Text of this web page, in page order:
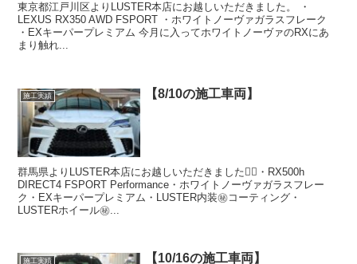
東京都江戸川区よりLUSTER本店にお越しいただきました。 ・
LEXUS RX350 AWD FSPORT ・ホワイトノーヴァガラスフレーク
・EXキーパープレミアム 今月に入ってホワイトノーヴァのRXにあ
まり触れ...
施工実績 【8/10の施工車両】
群馬県よりLUSTER本店にお越しいただきました🙇‍♂️・RX500h
DIRECT4 FSPORT Performance・ホワイトノーヴァガラスフレー
ク・EXキーパープレミアム・LUSTER内装㊙️コーティング・
LUSTERホイール㊙...
施工実績 【10/16の施工車両】